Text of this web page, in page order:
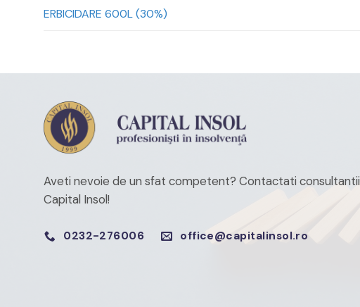
ERBICIDARE 600L (30%)
Aveti nevoie de un sfat competent? Contactati consultantii
Capital Insol!
0232-276006 office@capitalinsol.ro